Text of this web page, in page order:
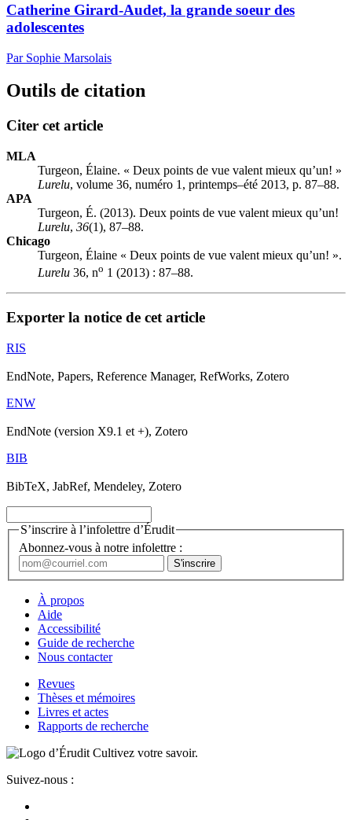
Catherine Girard-Audet, la grande soeur des
adolescentes
Par Sophie Marsolais
Outils de citation
Citer cet article
MLA
Turgeon, Élaine. « Deux points de vue valent mieux qu’un! »
Lurelu, volume 36, numéro 1, printemps–été 2013, p. 87–88.
APA
Turgeon, É. (2013). Deux points de vue valent mieux qu’un!
Lurelu, 36(1), 87–88.
Chicago
Turgeon, Élaine « Deux points de vue valent mieux qu’un! ».
Lurelu 36, no 1 (2013) : 87–88.
Exporter la notice de cet article
RIS
EndNote, Papers, Reference Manager, RefWorks, Zotero
ENW
EndNote (version X9.1 et +), Zotero
BIB
BibTeX, JabRef, Mendeley, Zotero
S’inscrire à l’infolettre d’Érudit
Abonnez-vous à notre infolettre :
À propos
Aide
Accessibilité
Guide de recherche
Nous contacter
Revues
Thèses et mémoires
Livres et actes
Rapports de recherche
Cultivez votre savoir.
Suivez-nous :